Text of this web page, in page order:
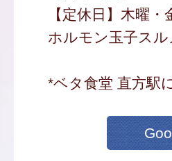
【定休日】木曜・
ホルモン玉子ス
*ベタ食堂 直方駅